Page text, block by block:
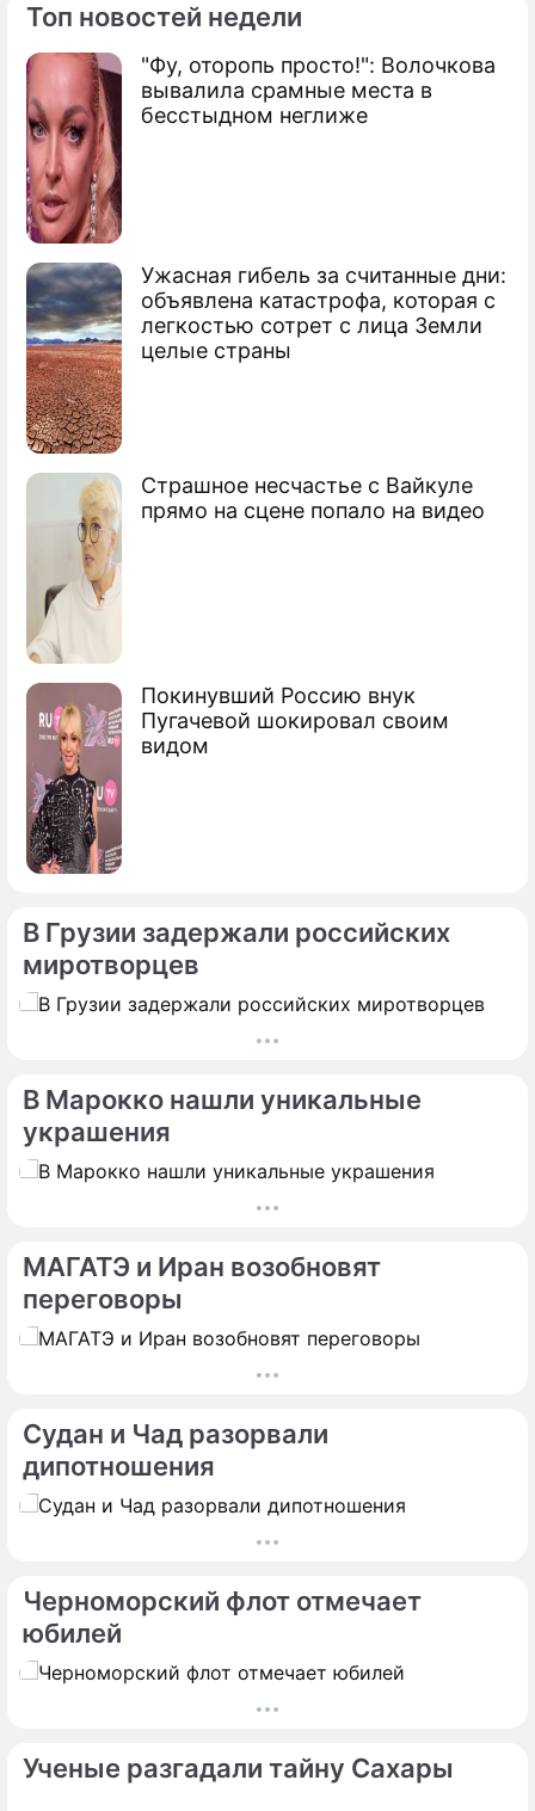
Топ новостей недели
"Фу, оторопь просто!": Волочкова
вывалила срамные места в
бесстыдном неглиже
Ужасная гибель за считанные дни:
объявлена катастрофа, которая с
легкостью сотрет с лица Земли
целые страны
Страшное несчастье с Вайкуле
прямо на сцене попало на видео
Покинувший Россию внук
Пугачевой шокировал своим
видом
По теме
Станции "Арбатская" вернут давний
облик
Станцию "Маяковская" восстановили
Упавшая женщина парализовала метро
В Грузии задержали российских
миротворцев
В Марокко нашли уникальные
украшения
МАГАТЭ и Иран возобновят
переговоры
Судан и Чад разорвали
дипотношения
Черноморский флот отмечает
юбилей
Ученые разгадали тайну Сахары